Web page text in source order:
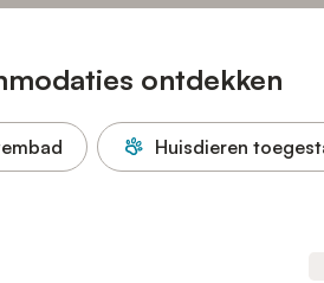
ontdekken
Huisdieren